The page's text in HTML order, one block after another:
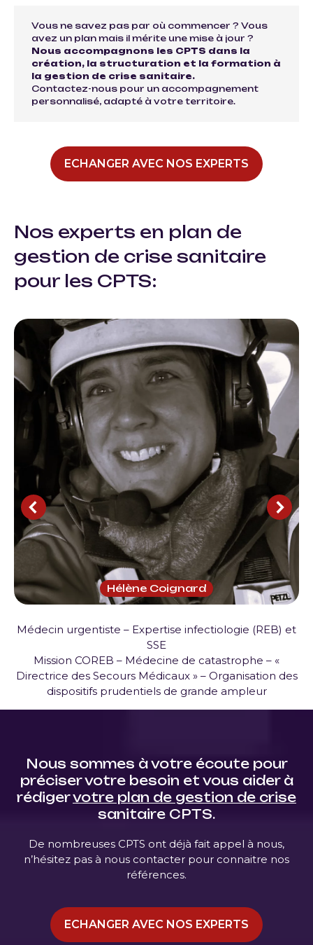
Vous ne savez pas par où commencer ? Vous
avez un plan mais il mérite une mise à jour ?
Nous accompagnons les CPTS dans la
création, la structuration et la formation à
la gestion de crise sanitaire.
Contactez-nous pour un accompagnement
personnalisé, adapté à votre territoire.
ECHANGER AVEC NOS EXPERTS
Nos experts en plan de
gestion de crise sanitaire
pour les CPTS:
Hélène Coignard
Médecin urgentiste – Expertise infectiologie (REB) et
SSE
Mission COREB – Médecine de catastrophe – «
Directrice des Secours Médicaux » – Organisation des
dispositifs prudentiels de grande ampleur
Nous sommes à votre écoute pour
préciser votre besoin et vous aider à
rédigervotre plan de gestion de crise
sanitaire CPTS.
De nombreuses CPTS ont déjà fait appel à nous,
n’hésitez pas à nous contacter pour connaitre nos
références.
ECHANGER AVEC NOS EXPERTS